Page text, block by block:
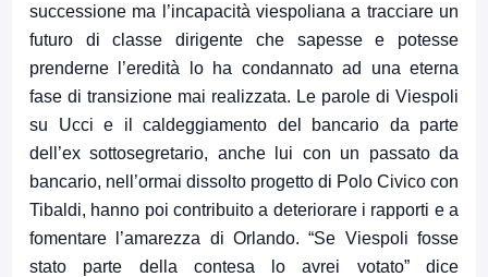
successione ma l’incapacità viespoliana a tracciare un
futuro di classe dirigente che sapesse e potesse
prenderne l’eredità lo ha condannato ad una eterna
fase di transizione mai realizzata. Le parole di Viespoli
su Ucci e il caldeggiamento del bancario da parte
dell’ex sottosegretario, anche lui con un passato da
bancario, nell’ormai dissolto progetto di Polo Civico con
Tibaldi, hanno poi contribuito a deteriorare i rapporti e a
fomentare l’amarezza di Orlando. “Se Viespoli fosse
stato parte della contesa lo avrei votato” dice